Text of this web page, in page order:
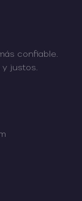
confiable.
justos.